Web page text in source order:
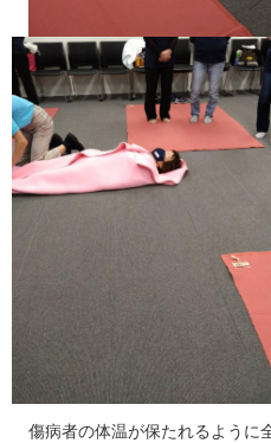
傷病者の体温が保たれるように